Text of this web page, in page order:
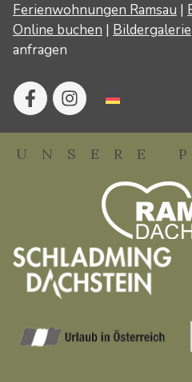
Ferienwohnungen Ramsau |
Online buchen | Bildergalerie
anfragen
UNSERE